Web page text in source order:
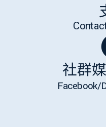
社群
Facebook/